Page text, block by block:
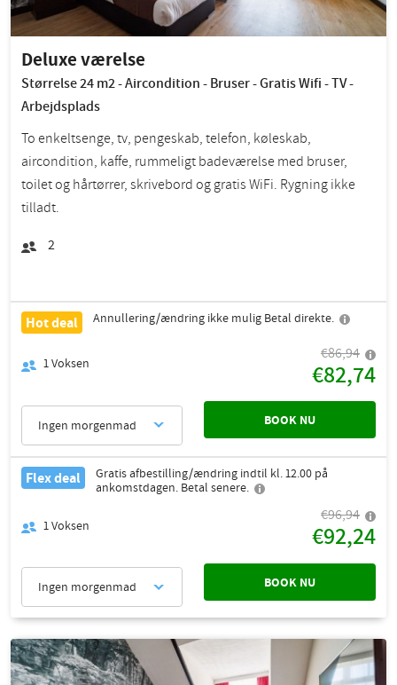
Deluxe værelse
Størrelse 24 m2 - Aircondition - Bruser - Gratis Wifi - TV -
Arbejdsplads
To enkeltsenge, tv, pengeskab, telefon, køleskab,
aircondition, kaffe, rummeligt badeværelse med bruser,
toilet og hårtørrer, skrivebord og gratis WiFi. Rygning ikke
tilladt.
2
Hot deal Annullering/ændring ikke mulig Betal direkte.
1Voksen
€86,94
€82,74
Ingen morgenmad BOOK NU
Flex deal
Gratis afbestilling/ændring indtil kl. 12.00 på
ankomstdagen. Betal senere.
1Voksen
€96,94
€92,24
Ingen morgenmad BOOK NU